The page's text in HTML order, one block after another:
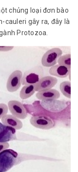
chủng loại đơn bào
cauleri gây ra, đây là
Protozoa.